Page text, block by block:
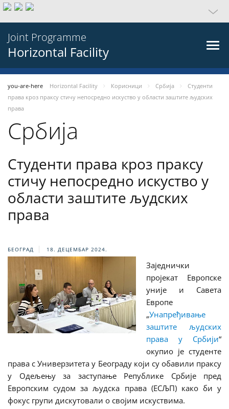
Joint Programme
Horizontal Facility
you-are-here Horizontal Facility Корисници Србија
Студенти
права кроз праксу стичу непосредно искуство у области заштите људских
права
Србија
Студенти права кроз праксу
стичу непосредно искуство у
области заштите људских
права
БЕОГРАД 18. ДЕЦЕМБАР 2024.
Заједнички
пројекат Европске
уније и Савета
Европе
„Унапређивање
заштите људских
права у Србији“
окупио је студенте
права с Универзитета у Београду који су обавили праксу
у Одељењу за заступање Републике Србије пред
Европским судом за људска права (ЕСЉП) како би у
фокус групи дискутовали о својим искуствима.